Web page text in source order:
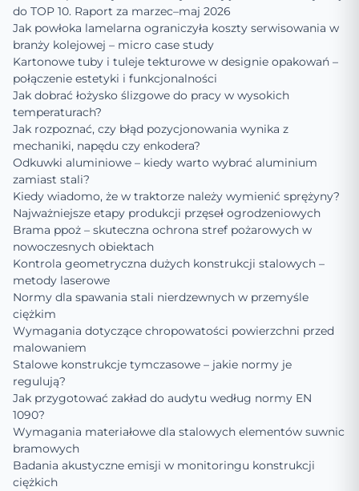
do TOP 10. Raport za marzec–maj 2026
Jak powłoka lamelarna ograniczyła koszty serwisowania w
branży kolejowej – micro case study
Kartonowe tuby i tuleje tekturowe w designie opakowań –
połączenie estetyki i funkcjonalności
Jak dobrać łożysko ślizgowe do pracy w wysokich
temperaturach?
Jak rozpoznać, czy błąd pozycjonowania wynika z
mechaniki, napędu czy enkodera?
Odkuwki aluminiowe – kiedy warto wybrać aluminium
zamiast stali?
Kiedy wiadomo, że w traktorze należy wymienić sprężyny?
Najważniejsze etapy produkcji przęseł ogrodzeniowych
Brama ppoż – skuteczna ochrona stref pożarowych w
nowoczesnych obiektach
Kontrola geometryczna dużych konstrukcji stalowych –
metody laserowe
Normy dla spawania stali nierdzewnych w przemyśle
ciężkim
Wymagania dotyczące chropowatości powierzchni przed
malowaniem
Stalowe konstrukcje tymczasowe – jakie normy je
regulują?
Jak przygotować zakład do audytu według normy EN
1090?
Wymagania materiałowe dla stalowych elementów suwnic
bramowych
Badania akustyczne emisji w monitoringu konstrukcji
ciężkich